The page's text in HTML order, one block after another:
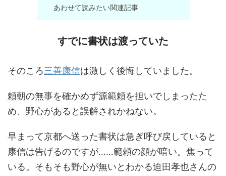
あわせて読みたい関連記事
すでに書状は渡っていた
そのころ三善康信は激しく後悔していました。
頼朝の無事を確かめず源範頼を担いでしまったた
め、野心があると誤解されかねない。
早まって京都へ送った書状は急ぎ呼び戻していると
康信は告げるのですが……範頼の顔が暗い。焦って
いる。そもそも野心が無いとわかる迫田孝也さんの